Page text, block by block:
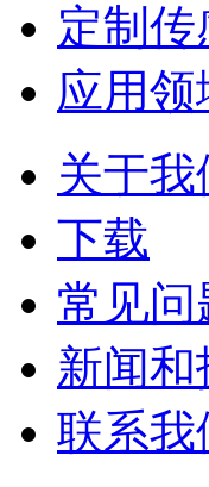
定制传
应用领
关于我
下载
常见问
新闻
联系我